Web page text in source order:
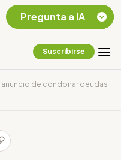
Suscribirse
anuncio de condonar deudas
Pregunta a IA
Chevron Ecuador